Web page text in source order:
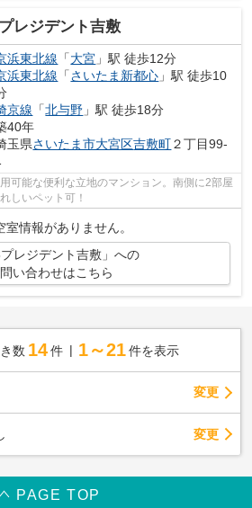
レジデント吉敷
浜東北線 「大宮 」駅 徒歩12分
浜東北線 「さいたま新都心 」駅 徒歩10
京線 「北与野 」駅 徒歩18分
40年
玉県さいたま市大宮区吉敷町２丁目99-
可能な便利な立地のマンション。南側に2部屋
しいペット可！
室情報がありません。
プレジデント吉敷」への
い合わせはこちら
数 14 件 1～21 件を表示
変更
変更
PAGE TOP